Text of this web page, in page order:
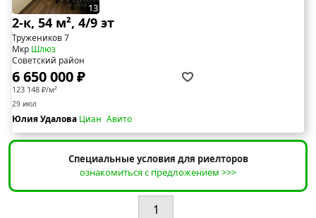
13
2-к, 54 м², 4/9 эт
Тружеников 7
Мкр Шлюз
Советский район
6 650 000 ₽
123 148 ₽/м²
29 июл
Юлия Удалова Циан Авито
Специальные условия для риелторов
ознакомиться с предложением >>>
1